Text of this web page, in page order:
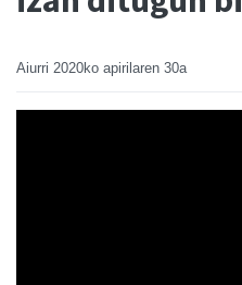
Aiurri 2020ko apirilaren 30a